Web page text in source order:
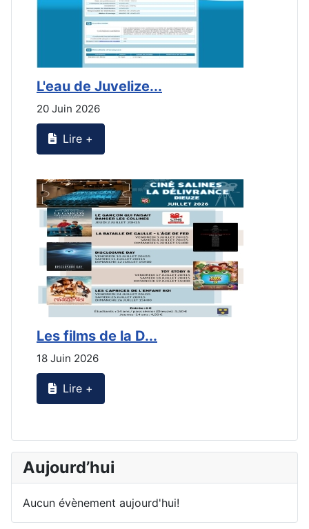
L'eau de Juvelize...
20 Juin 2026
Lire +
Les films de la D...
18 Juin 2026
Lire +
Aujourd’hui
Aucun évènement aujourd'hui!